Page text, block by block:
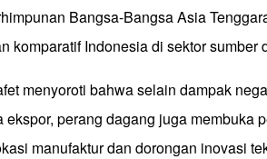
Bangsa-Bangsa Asia
komparatif Indonesia di sektor sumber
menyoroti bahwa selain dampak
perang dagang juga membuka
manufaktur dan dorongan inovasi